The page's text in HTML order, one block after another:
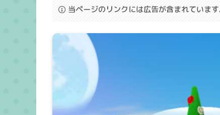
当ページのリンクには広告が含まれています